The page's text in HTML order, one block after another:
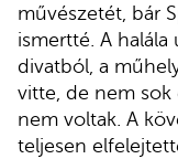
művészetét, bár
ismertté. A
divatból, a
vitte, de nem sok
nem voltak. A
teljesen